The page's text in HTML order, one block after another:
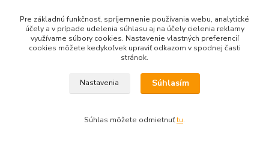
+421 905 622 625
obchod@nozeplus.sk
Pre základnú funkčnosť, spríjemnenie používania webu, analytické
účely a v prípade udelenia súhlasu aj na účely cielenia reklamy
využívame súbory cookies. Nastavenie vlastných preferencií
cookies môžete kedykoľvek upraviť odkazom v spodnej časti
stránok.
Nastavenia Súhlasím
Súhlas môžete odmietnuťtu.